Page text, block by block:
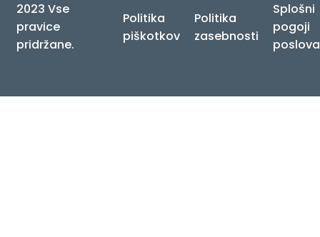
2023 Vse
pravice
pridržane.
Politika
piškotkov
Politika
zasebnosti
Splošni
pogoji